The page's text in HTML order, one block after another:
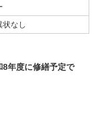
状なし
8年度に修繕予定で